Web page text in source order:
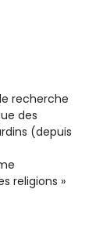
recherche
des
(depuis
religions »